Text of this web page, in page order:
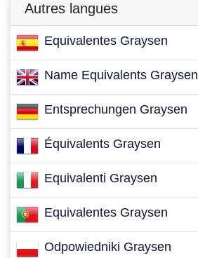
Autres langues
Equivalentes Graysen
Name Equivalents Graysen
Entsprechungen Graysen
Équivalents Graysen
Equivalenti Graysen
Equivalentes Graysen
Odpowiedniki Graysen